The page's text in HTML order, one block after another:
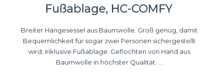
Fußablage, HC-COMFY
Breiter Hängesessel aus Baumwolle. Groß genug, damit
Bequemlichkeit für sogar zwei Personen sichergestellt
wird, inklusive Fußablage. Geflochten von Hand aus
Baumwolle in höchster Qualität. ...